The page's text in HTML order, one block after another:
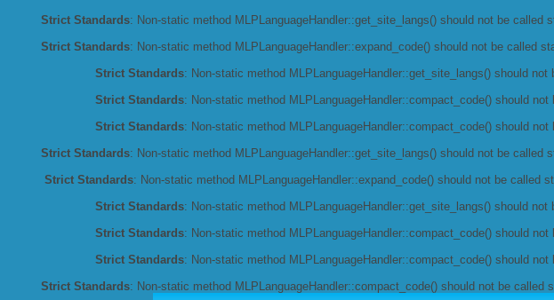
Strict Standards: Non-static method MLPLanguageHandler::get_site_langs() should not be called
Strict Standards: Non-static method MLPLanguageHandler::expand_code() should not be called
Strict Standards: Non-static method MLPLanguageHandler::get_site_langs() should
Strict Standards: Non-static method MLPLanguageHandler::compact_code() should
Strict Standards: Non-static method MLPLanguageHandler::compact_code() should
Strict Standards: Non-static method MLPLanguageHandler::get_site_langs() should not be called
Strict Standards: Non-static method MLPLanguageHandler::expand_code() should not be called
Strict Standards: Non-static method MLPLanguageHandler::get_site_langs() should
Strict Standards: Non-static method MLPLanguageHandler::compact_code() should
Strict Standards: Non-static method MLPLanguageHandler::compact_code() should
Strict Standards: Non-static method MLPLanguageHandler::compact_code() should not be called